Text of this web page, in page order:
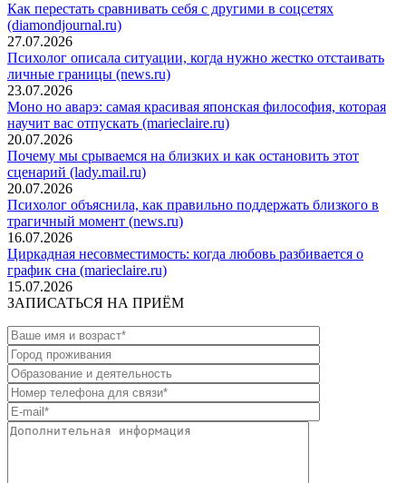
Как перестать сравнивать себя с другими в соцсетях
(diamondjournal.ru)
27.07.2026
Психолог описала ситуации, когда нужно жестко отстаивать
личные границы (news.ru)
23.07.2026
Моно но аварэ: самая красивая японская философия, которая
научит вас отпускать (marieclaire.ru)
20.07.2026
Почему мы срываемся на близких и как остановить этот
сценарий (lady.mail.ru)
20.07.2026
Психолог объяснила, как правильно поддержать близкого в
трагичный момент (news.ru)
16.07.2026
Циркадная несовместимость: когда любовь разбивается о
график сна (marieclaire.ru)
15.07.2026
ЗАПИСАТЬСЯ НА ПРИЁМ